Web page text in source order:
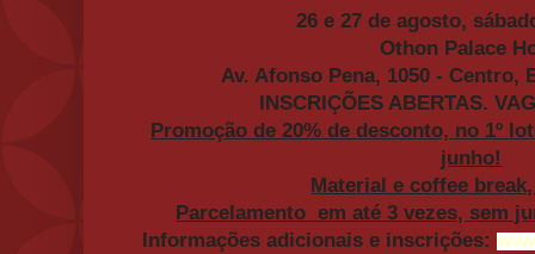
26 e 27 de agosto,
Othon Palace
Av. Afonso Pena, 1050 - Centro,
INSCRIÇÕES ABERTAS.
Promoção de 20% de desconto, no 1º
junho!
Material e coffee
Parcelamento em até 3 vezes, sem
Informações adicionais e inscrições: